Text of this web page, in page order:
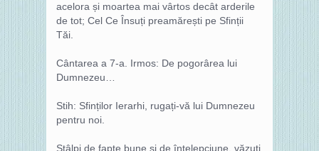
acelora și moartea mai vârtos decât arderile
de tot; Cel Ce Însuți preamărești pe Sfinții
Tăi.
Cântarea a 7-a. Irmos: De pogorârea lui
Dumnezeu…
Stih: Sfinților Ierarhi, rugați-vă lui Dumnezeu
pentru noi.
Stâlpi de fapte bune și de înțelepciune, văzuți